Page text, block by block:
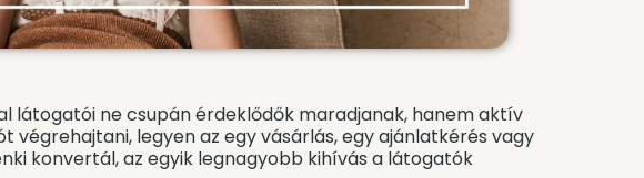
látogatói ne csupán érdeklődők maradjanak, hanem aktív
végrehajtani, legyen az egy vásárlás, egy ajánlatkérés vagy
konvertál, az egyik legnagyobb kihívás a látogatók